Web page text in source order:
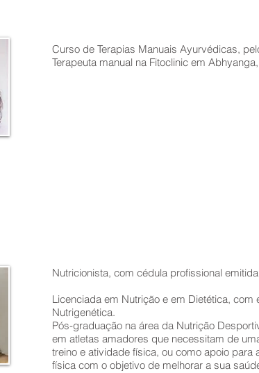
Curso de Terapias Manuais Ayurvédicas,
Terapeuta manual na Fitoclinic em
Nutricionista, com cédula profissional
Licenciada em Nutrição e em Dietética,
Nutrigenética.
Pós-graduação na área da Nutrição
em atletas amadores que necessitam de
treino e atividade física, ou como apoio
física com o objetivo de melhorar a sua